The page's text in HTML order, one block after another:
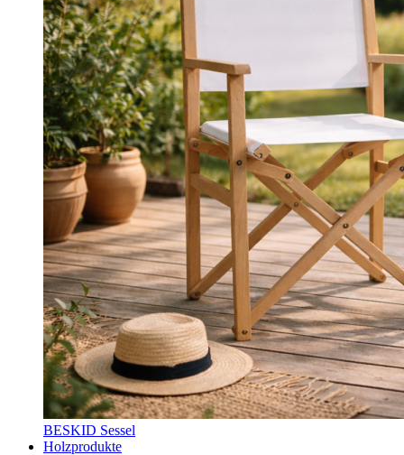
BESKID Sessel
Holzprodukte